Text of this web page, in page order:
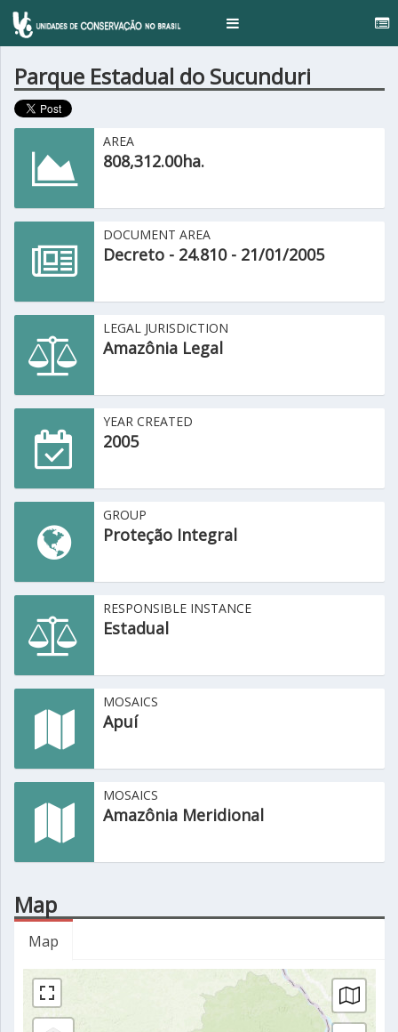
Toggle
Parque Estadual do Sucunduri
AREA
808,312.00ha.
DOCUMENT AREA
Decreto - 24.810 - 21/01/2005
LEGAL JURISDICTION
Amazônia Legal
YEAR CREATED
2005
GROUP
Proteção Integral
RESPONSIBLE INSTANCE
Estadual
MOSAICS
Apuí
MOSAICS
Amazônia Meridional
Map
Map